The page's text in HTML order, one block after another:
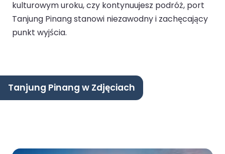
kulturowym uroku, czy kontynuujesz podróż, port
Tanjung Pinang stanowi niezawodny i zachęcający
punkt wyjścia.
Tanjung Pinang w Zdjęciach